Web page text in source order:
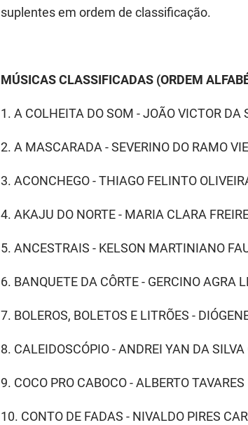
suplentes em ordem de classificação.
MÚSICAS CLASSIFICADAS (ORDEM
1. A COLHEITA DO SOM - JOÃO VICTOR DA
2. A MASCARADA - SEVERINO DO RAMO
3. ACONCHEGO - THIAGO FELINTO
4. AKAJU DO NORTE - MARIA CLARA
5. ANCESTRAIS - KELSON MARTINIANO
6. BANQUETE DA CÔRTE - GERCINO AGRA
7. BOLEROS, BOLETOS E LITRÕES -
8. CALEIDOSCÓPIO - ANDREI YAN DA SILVA
9. COCO PRO CABOCO - ALBERTO
10. CONTO DE FADAS - NIVALDO PIRES